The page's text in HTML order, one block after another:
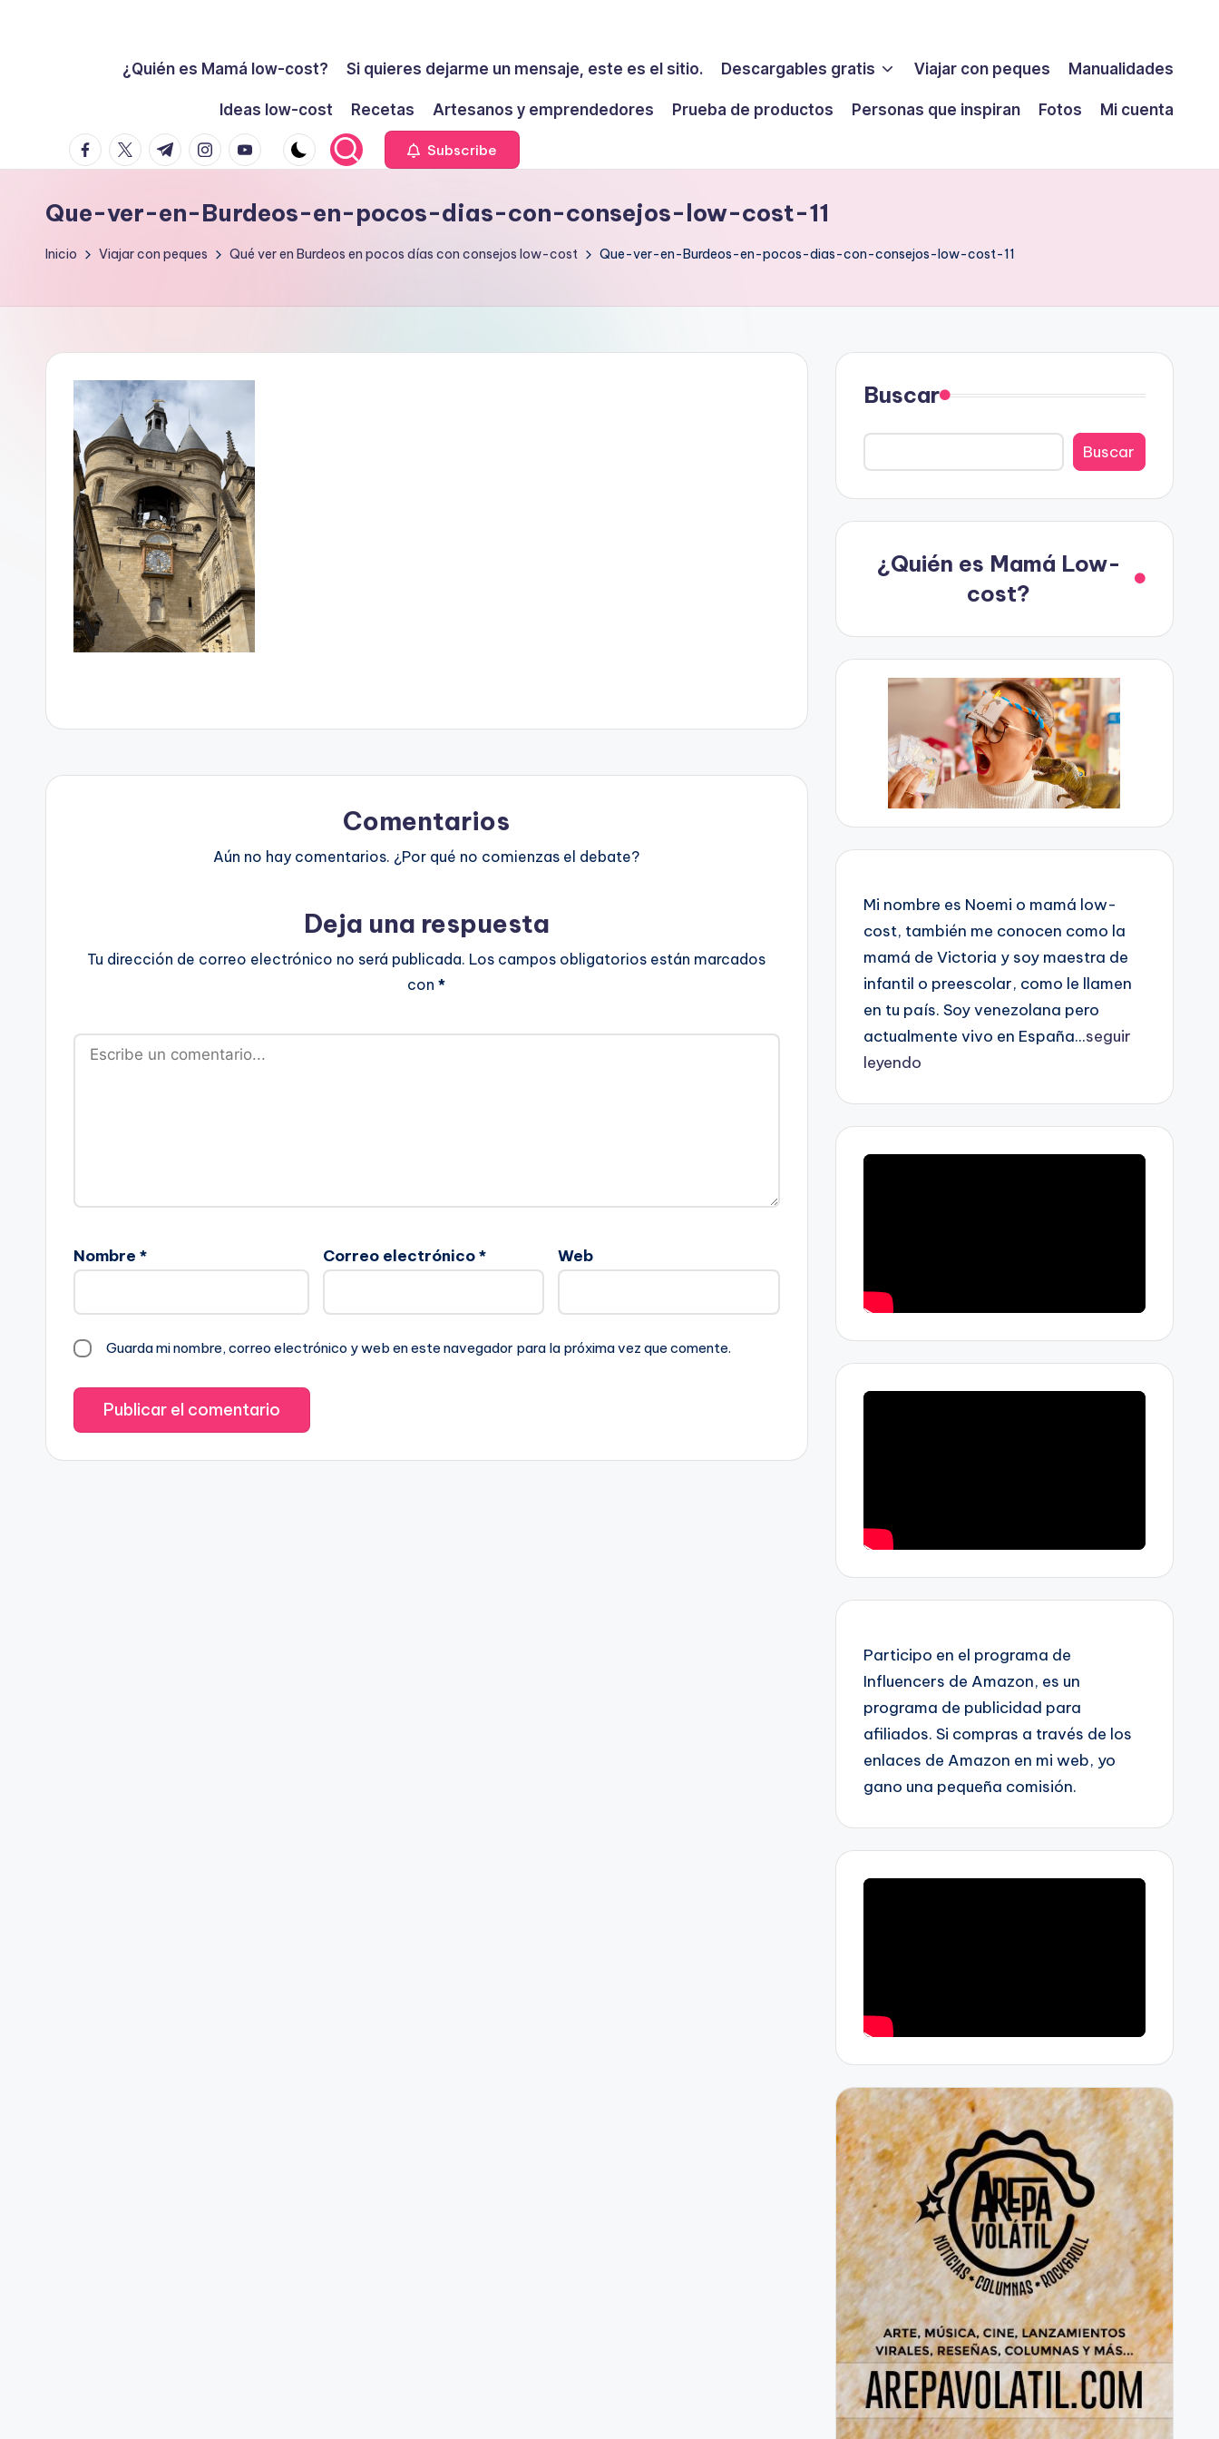
no
en
el
¿Quién es Mamá low-cost? Si quieres dejarme un mensaje, este es el sitio. Descargables gratis Viajar con peques Manualidades
Ideas low-cost Recetas Artesanos y emprendedores Prueba de productos Personas que inspiran Fotos
Mi cuenta
facebook.com
twitter.com
t.me instagram.com
youtube.com Subscribe
Que-ver-en-Burdeos-en-pocos-dias-con-consejos-low-cost-11
Inicio Viajar con peques Qué ver en Burdeos en pocos días con consejos low-cost Que-ver-en-Burdeos-en-pocos-dias-con-consejos-low-cost-11
Comentarios
Aún no hay comentarios. ¿Por qué no comienzas el debate?
Deja una respuesta
Tu dirección de correo electrónico no será publicada. Los campos obligatorios están marcados
con*
Nombre * Correo electrónico* Web
Guarda mi nombre, correo electrónico y web en este navegador para la próxima vez que comente.
Buscar
Buscar
¿Quién es Mamá Low-
cost?
Mi nombre es Noemi o mamá low-
cost, también me conocen como la
mamá de Victoria y soy maestra de
infantil o preescolar, como le llamen
en tu país. Soy venezolana pero
actualmente vivo en España...seguir
leyendo
Participo en el programa de
Influencers de Amazon, es un
programa de publicidad para
afiliados. Si compras a través de los
enlaces de Amazon en mi web, yo
gano una pequeña comisión.